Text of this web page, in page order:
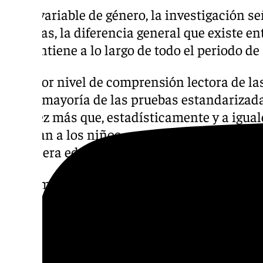
En la variable de género, la investigación
décimas, la diferencia general que existe
se mantiene a lo largo de todo el periodo
El mejor nivel de comprensión lectora de
por la mayoría de las pruebas
una vez más que, estadísticamente y a
superan a los niños en su nivel de
consejera educativa de Proyecto Leobien,
«Sin embargo, los nuevos datos que aporta
más tiempo a realizar la prueba que los